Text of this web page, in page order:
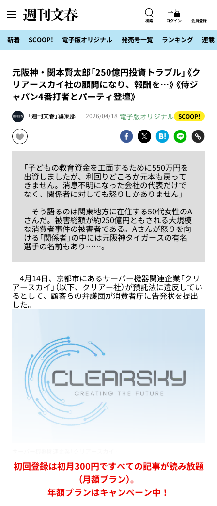
検索 ログイン 会員登録
新着 SCOOP! 電子版オリジナル 発売号一覧 ランキング 連載
元阪神・関本賢太郎「250億円投資トラブル」《ク
リアースカイ社の顧問になり、報酬を…》《侍ジ
ャパン4番打者とパーティ登壇》
「週刊文春」編集部 2026/04/18 電子版オリジナル SCOOP!
「子どもの教育資金を工面するために550万円を
出資しましたが、利回りどころか元本も戻って
きません。消息不明になった会社の代表だけで
なく、関係者に対しても怒りしかありません」
そう語るのは関東地方に在住する50代女性のA
さんだ。被害総額が約250億円ともされる大規模
な消費者事件の被害者である。Aさんが怒りを向
ける「関係者」の中には元阪神タイガースの有名
選手の名前もあり……。
4月14日、京都市にあるサーバー機器関連企業「クリ
アースカイ」（以下、クリアー社）が預託法に違反してい
るとして、顧客らの弁護団が消費者庁に告発状を提出
した。
初回登録は初月300円ですべての記事が読み放題
（月額プラン）。
年額プランはキャンペーン中！